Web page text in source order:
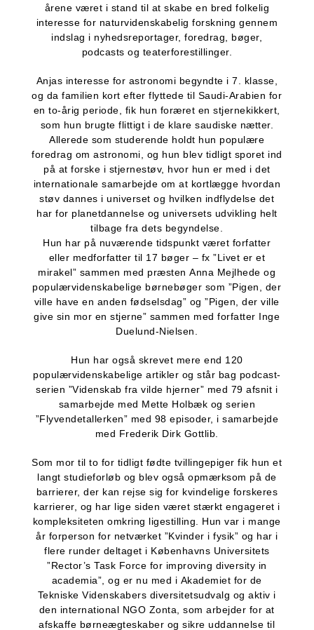
årene været i stand til at skabe en bred folkelig
interesse for naturvidenskabelig forskning gennem
indslag i nyhedsreportager, foredrag, bøger,
podcasts og teaterforestillinger.
Anjas interesse for astronomi begyndte i 7. klasse,
og da familien kort efter flyttede til Saudi-Arabien for
en to-årig periode, fik hun foræret en stjernekikkert,
som hun brugte flittigt i de klare saudiske nætter.
Allerede som studerende holdt hun populære
foredrag om astronomi, og hun blev tidligt sporet ind
på at forske i stjernestøv, hvor hun er med i det
internationale samarbejde om at kortlægge hvordan
støv dannes i universet og hvilken indflydelse det
har for planetdannelse og universets udvikling helt
tilbage fra dets begyndelse.
Hun har på nuværende tidspunkt været forfatter
eller medforfatter til 17 bøger – fx ”Livet er et
mirakel” sammen med præsten Anna Mejlhede og
populærvidenskabelige børnebøger som ”Pigen, der
ville have en anden fødselsdag” og ”Pigen, der ville
give sin mor en stjerne” sammen med forfatter Inge
Duelund-Nielsen.
Hun har også skrevet mere end 120
populærvidenskabelige artikler og står bag podcast-
serien ”Videnskab fra vilde hjerner” med 79 afsnit i
samarbejde med Mette Holbæk og serien
”Flyvendetallerken” med 98 episoder, i samarbejde
med Frederik Dirk Gottlib.
Som mor til to for tidligt fødte tvillingepiger fik hun et
langt studieforløb og blev også opmærksom på de
barrierer, der kan rejse sig for kvindelige forskeres
karrierer, og har lige siden været stærkt engageret i
kompleksiteten omkring ligestilling. Hun var i mange
år forperson for netværket ”Kvinder i fysik” og har i
flere runder deltaget i Københavns Universitets
”Rector’s Task Force for improving diversity in
academia”, og er nu med i Akademiet for de
Tekniske Videnskabers diversitetsudvalg og aktiv i
den international NGO Zonta, som arbejder for at
afskaffe børneægteskaber og sikre uddannelse til